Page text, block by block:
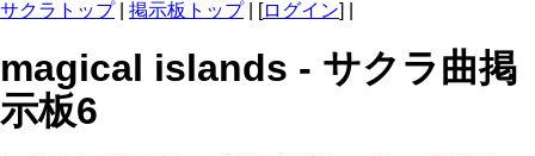
サクラトップ| 掲示板トップ| [ログイン] |
magical islands - サクラ曲掲
示板6